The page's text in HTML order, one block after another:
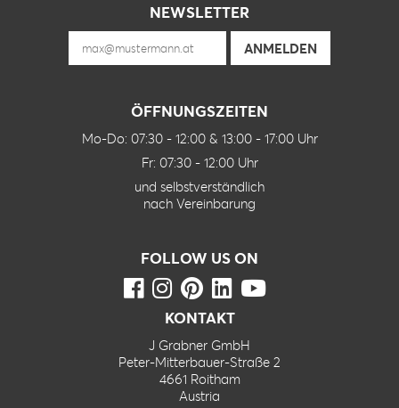
NEWSLETTER
ÖFFNUNGSZEITEN
Mo-Do: 07:30 - 12:00 & 13:00 - 17:00 Uhr
Fr: 07:30 - 12:00 Uhr
und selbstverständlich
nach Vereinbarung
FOLLOW US ON
KONTAKT
J Grabner GmbH
Peter-Mitterbauer-Straße 2
4661 Roitham
Austria